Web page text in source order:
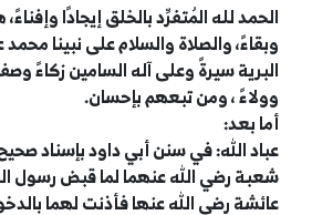
الحمد لله المُتفرِّد بالخلق إيجادًا
وبقاءً، والصلاة والسلام على نبينا
البرية سيرةً وعلى آله السامين زكاءً
وولاءً ، ومن تبعهم بإحسان.
أما بعد:
عباد الله:في سنن أبي داود بإسناد
شعبة رضي الله عنهما لما قبض رسول
عائشة رضي الله عنها فأذنت لهما